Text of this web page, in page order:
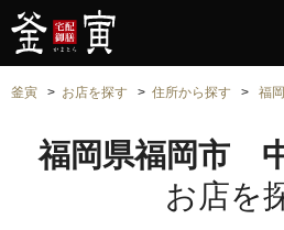
釜寅 お店を探す 住所から探す 福
福岡県福岡市
お店を